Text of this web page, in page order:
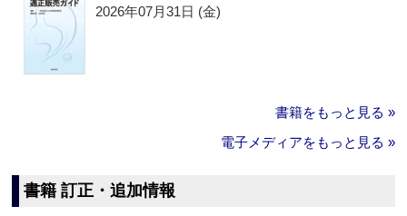
2026年07月31日 (金)
書籍をもっと見る »
電子メディアをもっと見る »
書籍 訂正・追加情報